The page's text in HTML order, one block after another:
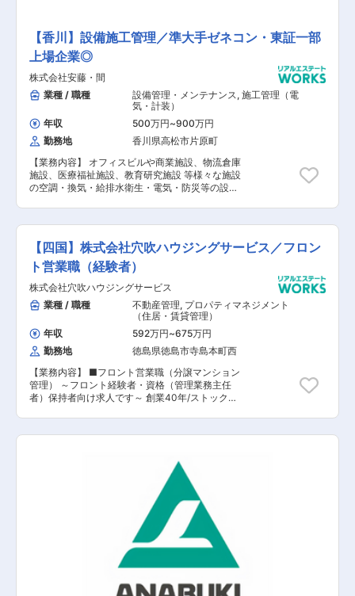
【香川】設備施工管理／準大手ゼネコン・東証一部
上場企業◎
株式会社安藤・間
業種 / 職種
設備管理・メンテナンス, 施工管理（電
気・計装）
年収
500万円~900万円
勤務地
香川県高松市片原町
【業務内容】 オフィスビルや商業施設、物流倉庫
施設、医療福祉施設、教育研究施設 等様々な施設
の空調・換気・給排水衛生・電気・防災等の設備
材料の選定・品質管理など幅広くご担当いただ
き、ご自身の経験によって仕事内容が変化しま
す。 【具体的な業務内容】 ■施工計画立案 ■顧
客や関係機関との打ち合わせ ■協力会社への発
注・打ち合わせ ■プロジェクト全体の予算計画の
作成・管理 ■工事進捗管理 ■安全衛生管理 ■労
務管理 【担当者コメント】 同社は「4週６閉所」
（4週間のうち6日間は完全に現場を閉所）を推進
しており、シフト制で休暇を取得するだけでな
く、現場自体を閉所することで、協力会社社員も
含めた業界全体の長時間労働改善の取り組みを行
なっており、社員の平均勤続年数は約18年・平均
残業時間約24時間と建設業界の中でも働きやすい
就業環境を保っています。
【四国】株式会社穴吹ハウジングサービス／フロン
ト営業職（経験者）
株式会社穴吹ハウジングサービス
業種 / 職種
不動産管理, プロパティマネジメント
（住居・賃貸管理）
年収
592万円~675万円
勤務地
徳島県徳島市寺島本町西
【業務内容】 ■フロント営業職（分譲マンション
管理） ～フロント経験者・資格（管理業務主任
者）保持者向け求人です～ 創業40年/ストックビ
営サポート業務を行っていただきます。 営業職で
未経験から活躍している社員多数！ 【具体的に
は】 ・理事会、総会の運営サポート ・議事録の
作成 ・管理組合会計（出納関係）書類や管理報告
書の作成 ・共用部やエレベータなど点検報告書の
確認や、建物の修繕提案 ・入居者様からのお困り
勤6割、外勤4割程度です。2～3か月で自分の担
当物件を持つことを目標に取り組んでいただきま
す。 ※他社案件のリプレイス等も専門組織がある
＜働きやすい環境を目指しています＞ ★フレック